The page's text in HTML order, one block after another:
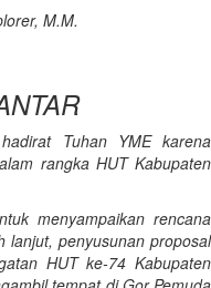
M.M.
Tuhan YME karena
rangka HUT Kabupaten
menyampaikan rencana
lanjut, penyusunan proposal
HUT ke-74 Kabupaten